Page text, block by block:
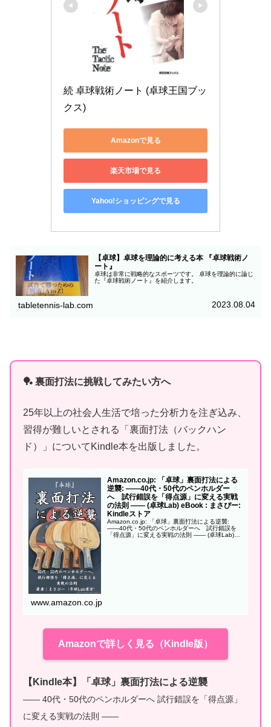
続 卓球戦術ノート (卓球王国ブッ
クス)
Amazonで見る
楽天市場で見る
Yahoo!ショッピングで見る
【卓球】卓球を理論的に考える本 『卓球戦術ノ
ート』
卓球は非常に戦略的なスポーツです。 卓球を理論的に論じ
た『卓球戦術ノート』を紹介します。
tabletennis-lab.com 2023.08.04
🏓 裏面打法に挑戦してみたい方へ
25年以上の社会人生活で培った分析力を注ぎ込み、
習得が難しいとされる「裏面打法（バックハン
ド）」についてKindle本を出版しました。
Amazon.co.jp: 「卓球」裏面打法による
逆襲: ——40代・50代のペンホルダー
へ 試行錯誤を「得点源」に変える実戦
の法則 —— (卓球Lab) eBook : まさぴー:
Kindleストア
Amazon.co.jp: 「卓球」裏面打法による逆襲:
——40代・50代のペンホルダーへ 試行錯誤を
「得点源」に変える実戦の法則 —— (卓球Lab)
www.amazon.co.jp
Amazonで詳しく見る（Kindle版）
【Kindle本】「卓球」裏面打法による逆襲
—— 40代・50代のペンホルダーへ 試行錯誤を「得点源」
に変える実戦の法則 ——